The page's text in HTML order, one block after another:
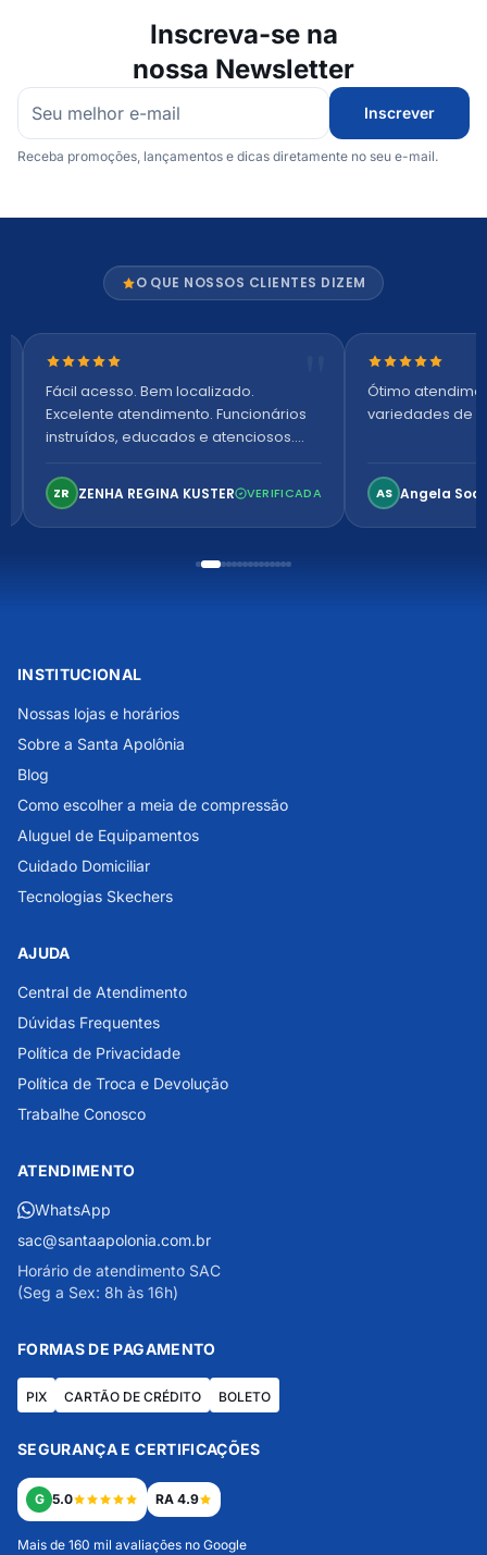
Inscreva-se na
nossa Newsletter
Inscrever
Receba promoções, lançamentos e dicas diretamente no seu e-mail.
O QUE NOSSOS CLIENTES DIZEM
Nota 5 de 5 estrelas
Fácil acesso. Bem localizado.
Excelente atendimento. Funcionários
instruídos, educados e atenciosos.
confortável. Perfeito!
ZR ZENHA REGINA KUSTER VERIFICADA
Nota 5 de 5
Ótimo
variedades de
AS Angela
INSTITUCIONAL
Nossas lojas e horários
Sobre a Santa Apolônia
Blog
Como escolher a meia de compressão
Aluguel de Equipamentos
Cuidado Domiciliar
Tecnologias Skechers
AJUDA
Central de Atendimento
Dúvidas Frequentes
Política de Privacidade
Política de Troca e Devolução
Trabalhe Conosco
ATENDIMENTO
WhatsApp
sac@santaapolonia.com.br
Horário de atendimento SAC
(Seg a Sex: 8h às 16h)
FORMAS DE PAGAMENTO
PIX CARTÃO DE CRÉDITO BOLETO
SEGURANÇA E CERTIFICAÇÕES
G 5.0 RA 4.9
Mais de 160 mil avaliações no Google